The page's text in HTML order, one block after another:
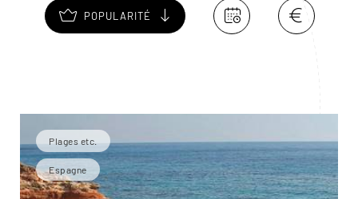
POPULARITÉ
Plages etc.
Espagne